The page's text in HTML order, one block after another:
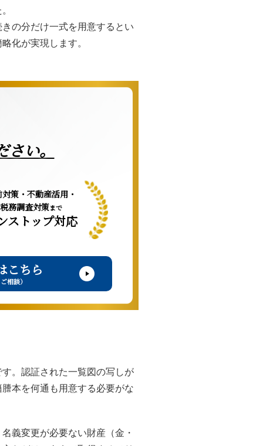
の分だけ一式を用意するとい
化が実現します。
い。
策・不動産活用・
税務調査対策まで
ストップ対応
こちら
相談）
。認証された一覧図の写しが
本を何通も用意する必要がな
義変更が必要ない財産（金・